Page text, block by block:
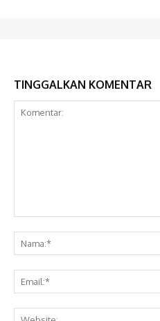
TINGGALKAN KOMENTAR